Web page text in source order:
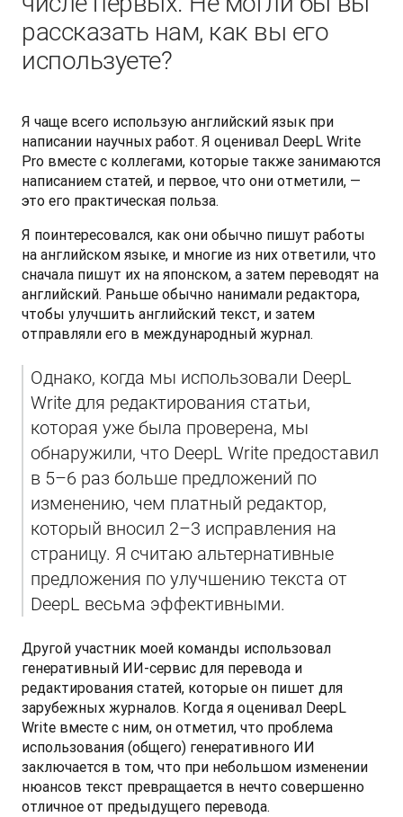
рассказать нам, как вы его
используете?
Я чаще всего использую английский язык при
написании научных работ. Я оценивал DeepL Write
Pro вместе с коллегами, которые также занимаются
написанием статей, и первое, что они отметили, —
это его практическая польза.
Я поинтересовался, как они обычно пишут работы
на английском языке, и многие из них ответили, что
сначала пишут их на японском, а затем переводят на
английский. Раньше обычно нанимали редактора,
чтобы улучшить английский текст, и затем
отправляли его в международный журнал.
Однако, когда мы использовали DeepL
Write для редактирования статьи,
которая уже была проверена, мы
обнаружили, что DeepL Write предоставил
в 5–6 раз больше предложений по
изменению, чем платный редактор,
который вносил 2–3 исправления на
страницу. Я считаю альтернативные
предложения по улучшению текста от
DeepL весьма эффективными.
Другой участник моей команды использовал
генеративный ИИ-сервис для перевода и
редактирования статей, которые он пишет для
зарубежных журналов. Когда я оценивал DeepL
Write вместе с ним, он отметил, что проблема
использования (общего) генеративного ИИ
заключается в том, что при небольшом изменении
нюансов текст превращается в нечто совершенно
отличное от предыдущего перевода.